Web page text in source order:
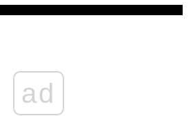
ad